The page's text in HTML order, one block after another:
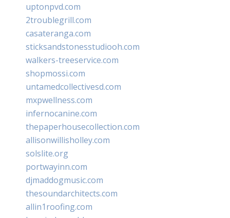
uptonpvd.com
2troublegrill.com
casateranga.com
sticksandstonesstudiooh.com
walkers-treeservice.com
shopmossi.com
untamedcollectivesd.com
mxpwellness.com
infernocanine.com
thepaperhousecollection.com
allisonwillisholley.com
solslite.org
portwayinn.com
djmaddogmusic.com
thesoundarchitects.com
allin1roofing.com